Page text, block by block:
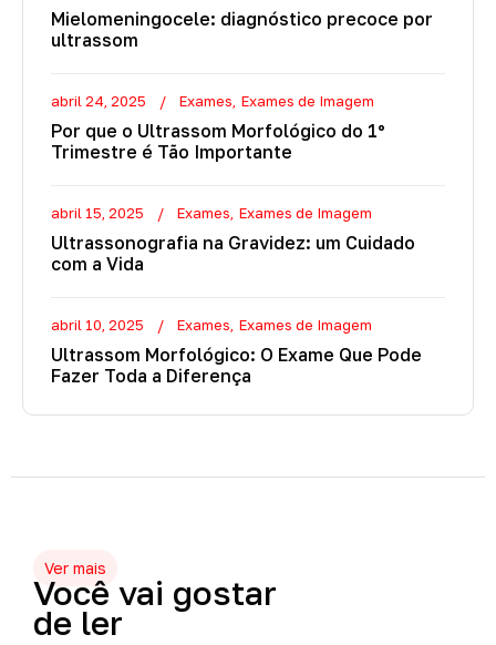
Mielomeningocele: diagnóstico precoce por
ultrassom
abril 24, 2025 Exames Exames de Imagem
Por que o Ultrassom Morfológico do 1º
Trimestre é Tão Importante
abril 15, 2025 Exames Exames de Imagem
Ultrassonografia na Gravidez: um Cuidado
com a Vida
abril 10, 2025 Exames Exames de Imagem
Ultrassom Morfológico: O Exame Que Pode
Fazer Toda a Diferença
Ver mais
Você vai gostar
de ler